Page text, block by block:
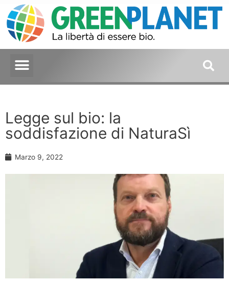
Legge sul bio: la
soddisfazione di NaturaSì
Marzo 9, 2022